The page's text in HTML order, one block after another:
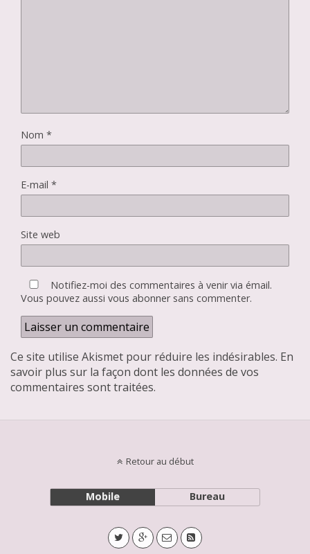
Nom *
E-mail *
Site web
Notifiez-moi des commentaires à venir via émail.
Vous pouvez aussi vous abonnersans commenter.
Ce site utilise Akismet pour réduire les indésirables. En
savoir plus sur la façon dont les données de vos
commentaires sont traitées.
Retour au début
Mobile Bureau